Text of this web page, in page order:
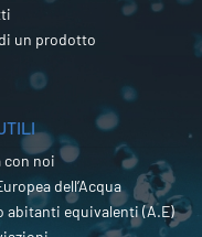
un prodotto
con noi
dell’Acqua
abitanti equivalenti (A.E)